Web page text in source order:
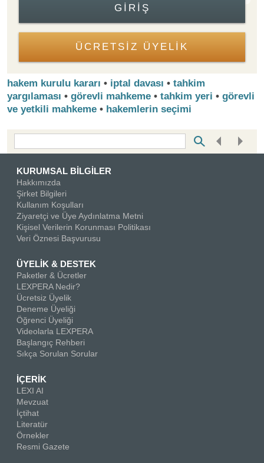
GIRIŞ
ÜCRETSİZ ÜYELİK
hakem kurulu kararı • iptal davası • tahkim
yargılaması • görevli mahkeme • tahkim yeri • görevli
ve yetkili mahkeme • hakemlerin seçimi
KURUMSAL BİLGİLER
Hakkımızda
Şirket Bilgileri
Kullanım Koşulları
Ziyaretçi ve Üye Aydınlatma Metni
Kişisel Verilerin Korunması Politikası
Veri Öznesi Başvurusu
ÜYELİK & DESTEK
Paketler & Ücretler
LEXPERA Nedir?
Ücretsiz Üyelik
Deneme Üyeliği
Öğrenci Üyeliği
Videolarla LEXPERA
Başlangıç Rehberi
Sıkça Sorulan Sorular
İÇERİK
LEXI AI
Mevzuat
İçtihat
Literatür
Örnekler
Resmi Gazete